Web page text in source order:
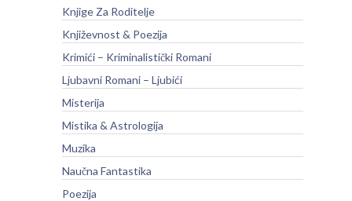
Knjige Za Roditelje
Književnost & Poezija
Krimići – Kriminalistički Romani
Ljubavni Romani – Ljubići
Misterija
Mistika & Astrologija
Muzika
Naučna Fantastika
Poezija